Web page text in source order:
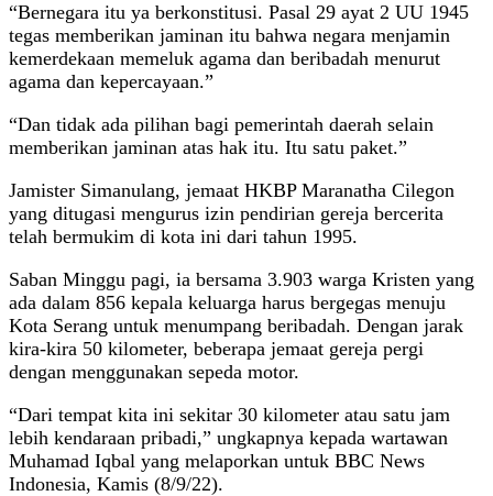
“Bernegara itu ya berkonstitusi. Pasal 29 ayat 2 UU 1945
tegas memberikan jaminan itu bahwa negara menjamin
kemerdekaan memeluk agama dan beribadah menurut
agama dan kepercayaan.”
“Dan tidak ada pilihan bagi pemerintah daerah selain
memberikan jaminan atas hak itu. Itu satu paket.”
Jamister Simanulang, jemaat HKBP Maranatha Cilegon
yang ditugasi mengurus izin pendirian gereja bercerita
telah bermukim di kota ini dari tahun 1995.
Saban Minggu pagi, ia bersama 3.903 warga Kristen yang
ada dalam 856 kepala keluarga harus bergegas menuju
Kota Serang untuk menumpang beribadah. Dengan jarak
kira-kira 50 kilometer, beberapa jemaat gereja pergi
dengan menggunakan sepeda motor.
“Dari tempat kita ini sekitar 30 kilometer atau satu jam
lebih kendaraan pribadi,” ungkapnya kepada wartawan
Muhamad Iqbal yang melaporkan untuk BBC News
Indonesia, Kamis (8/9/22).